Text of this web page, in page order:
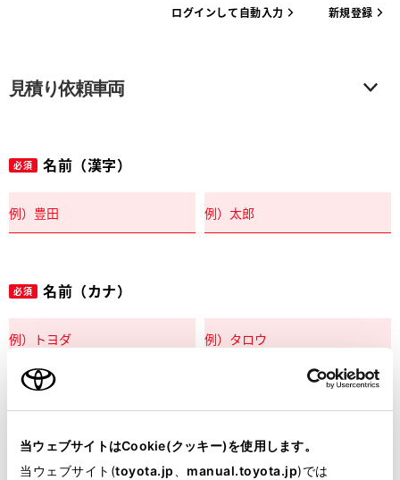
当ウェブサイトはCookie(クッキー)を使用します。
当ウェブサイト(toyota.jp manual.toyota.jp)では
ログインして自動入力 新規登録
見積り依頼車両
必須 名前（漢字）
必須 名前（カナ）
郵便番号
住所自動入力